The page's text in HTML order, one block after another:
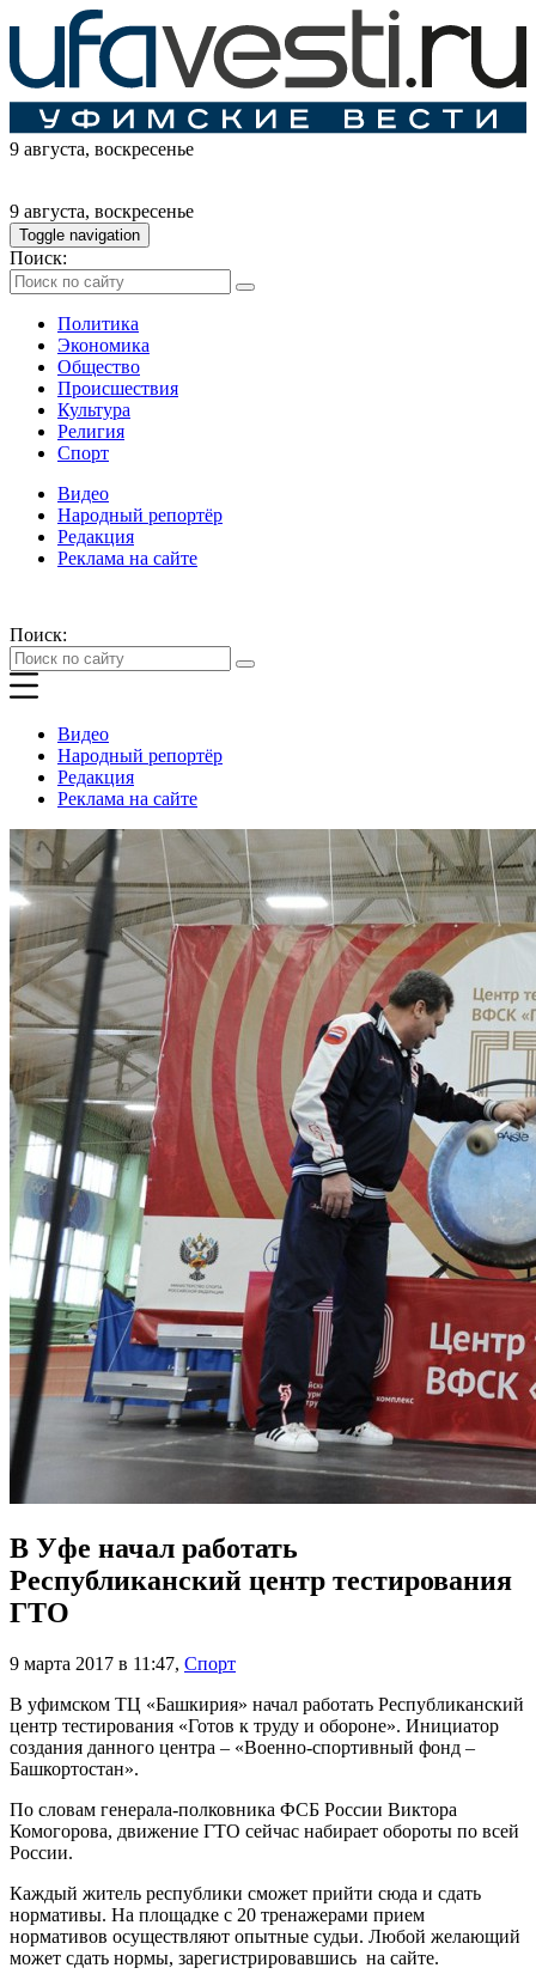
9 августа, воскресенье
9 августа, воскресенье
Toggle navigation
Поиск:
Политика
Экономика
Общество
Происшествия
Культура
Религия
Спорт
Видео
Народный репортёр
Редакция
Реклама на сайте
Поиск:
Видео
Народный репортёр
Редакция
Реклама на сайте
В Уфе начал работать
Республиканский центр тестирования
ГТО
9 марта 2017 в 11:47, Спорт
В уфимском ТЦ «Башкирия» начал работать Республиканский
центр тестирования «Готов к труду и обороне». Инициатор
создания данного центра – «Военно-спортивный фонд –
Башкортостан».
По словам генерала-полковника ФСБ России Виктора
Комогорова, движение ГТО сейчас набирает обороты по всей
России.
Каждый житель республики сможет прийти сюда и сдать
нормативы. На площадке с 20 тренажерами прием
нормативов осуществляют опытные судьи. Любой желающий
может сдать нормы, зарегистрировавшись на сайте.